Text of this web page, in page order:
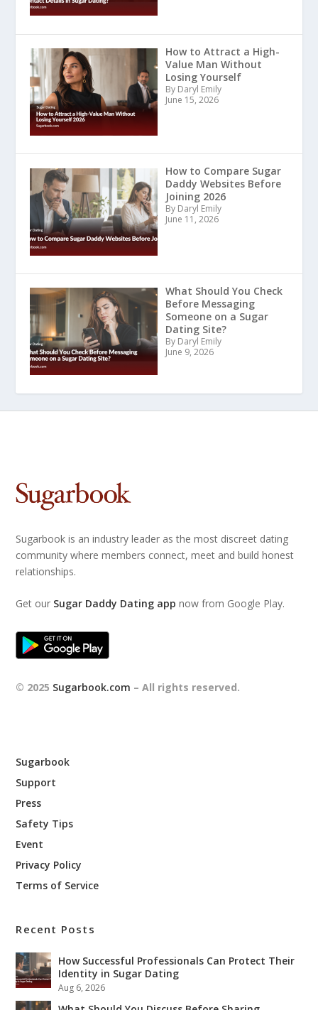
How to Attract a High-
Value Man Without
Losing Yourself
By Daryl Emily
June 15, 2026
How to Compare Sugar
Daddy Websites Before
Joining 2026
By Daryl Emily
June 11, 2026
What Should You Check
Before Messaging
Someone on a Sugar
Dating Site?
By Daryl Emily
June 9, 2026
Sugarbook is an industry leader as the most discreet dating
community where members connect, meet and build honest
relationships.
Get our Sugar Daddy Dating app now from Google Play.
© 2025 Sugarbook.com – All rights reserved.
Sugarbook
Support
Press
Safety Tips
Event
Privacy Policy
Terms of Service
Recent Posts
How Successful Professionals Can Protect Their
Identity in Sugar Dating
Aug 6, 2026